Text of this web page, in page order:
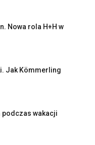
Nowa rola H+H w
Jak Kömmerling
podczas wakacji